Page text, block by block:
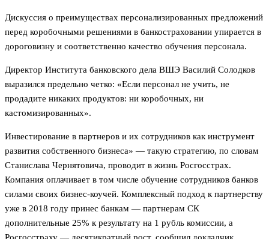
Дискуссия о преимуществах персонализированных предложений
перед коробочными решениями в банкостраховании упирается в
дороговизну и соответственно качество обучения персонала.
Директор Института банковского дела ВШЭ Василий Солодков
выразился предельно четко: «Если персонал не учить, не
продадите никаких продуктов: ни коробочных, ни
кастомизированных».
Инвестирование в партнеров и их сотрудников как инструмент
развития собственного бизнеса» — такую стратегию, по словам
Станислава Чернятовича, проводит в жизнь Росгосстрах.
Компания оплачивает в том числе обучение сотрудников банков
силами своих бизнес-коучей. Комплексный подход к партнерству
уже в 2018 году принес банкам — партнерам СК
дополнительные 25% к результату на 1 рубль комиссии, а